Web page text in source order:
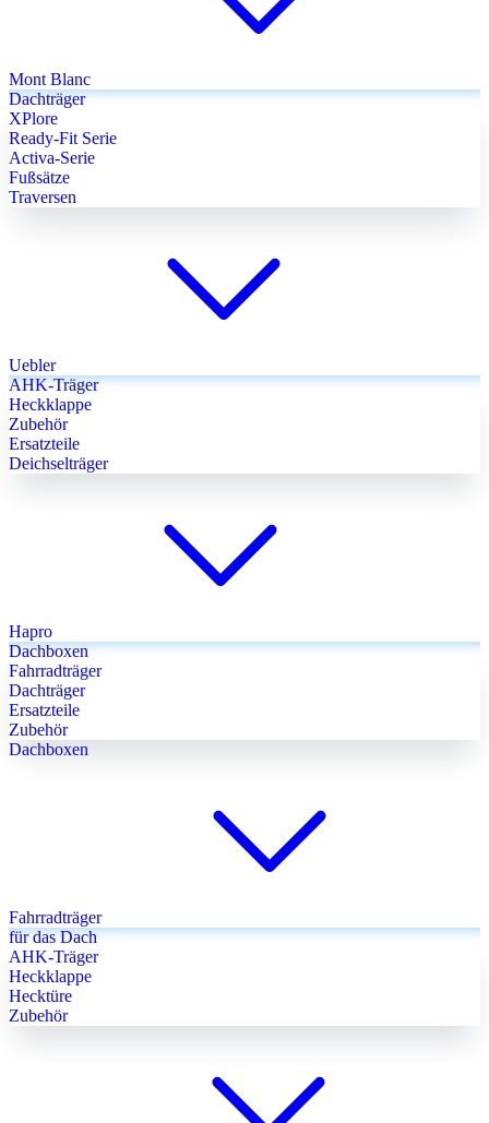
Mont Blanc
Dachträger
XPlore
Ready-Fit Serie
Activa-Serie
Fußsätze
Traversen
Uebler
AHK-Träger
Heckklappe
Zubehör
Ersatzteile
Deichselträger
Hapro
Dachboxen
Fahrradträger
Dachträger
Ersatzteile
Zubehör
Dachboxen
Fahrradträger
für das Dach
AHK-Träger
Heckklappe
Hecktüre
Zubehör